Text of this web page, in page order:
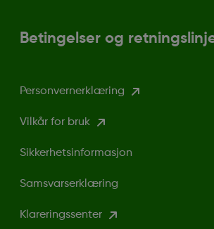
Betingelser og
Personvernerklæring
Vilkår for bruk
Sikkerhetsinformasjon
Samsvarserklæring
Klareringssenter